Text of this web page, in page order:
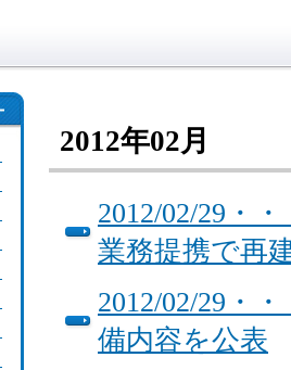
2012年02月
2012/02/29・
業務提携で再
2012/02/29・
備内容を公表